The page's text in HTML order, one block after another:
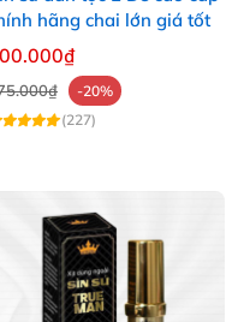
hãng chai lớn giá tốt
-20%
(227)